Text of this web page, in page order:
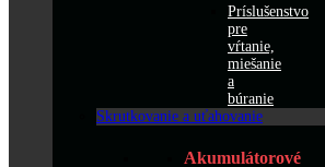
Príslušenstvo
pre
vŕtanie,
miešanie
a
búranie
Skrutkovanie a uťahovanie
Akumulátorové